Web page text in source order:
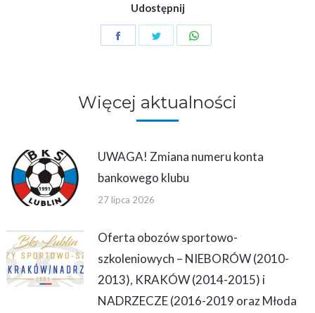
Udostępnij
Więcej aktualności
UWAGA! Zmiana numeru konta
bankowego klubu
27 lipca 2026
Oferta obozów sportowo-
szkoleniowych – NIEBORÓW (2010-
2013), KRAKÓW (2014-2015) i
NADRZECZE (2016-2019 oraz Młoda